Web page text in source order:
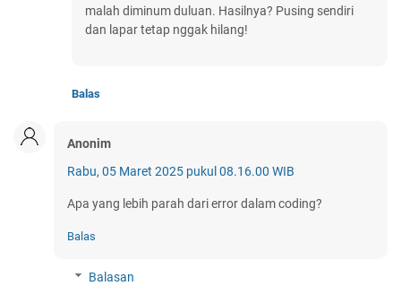
malah diminum duluan. Hasilnya? Pusing sendiri
dan lapar tetap nggak hilang!
Balas
Anonim
Rabu, 05 Maret 2025 pukul 08.16.00 WIB
Apa yang lebih parah dari error dalam coding?
Balas
Balasan